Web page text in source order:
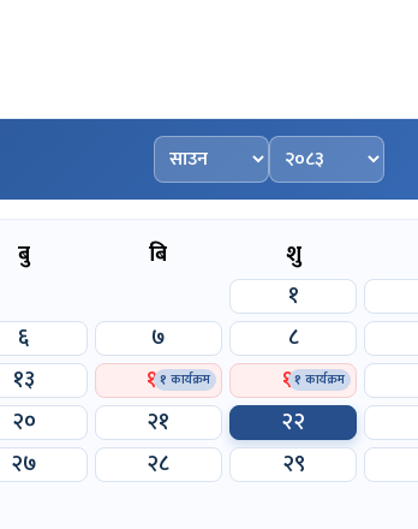
महिना चयन गर्नुहोस्
वर्ष चयन गर्नुहोस्
बु बि शु
१
६ ७ ८
१३ १४
१ कार्यक्रम १५
१ कार्यक्रम
२० २१ २२
२७ २८ २९